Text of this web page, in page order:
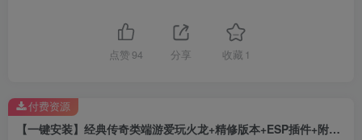
点赞 94 分享 收藏 1
【一键安装】经典传奇类端游爱玩火龙+精修版本+ESP插件+附带网站模板+智能AI假人+大背包+单机登录器
付费资源